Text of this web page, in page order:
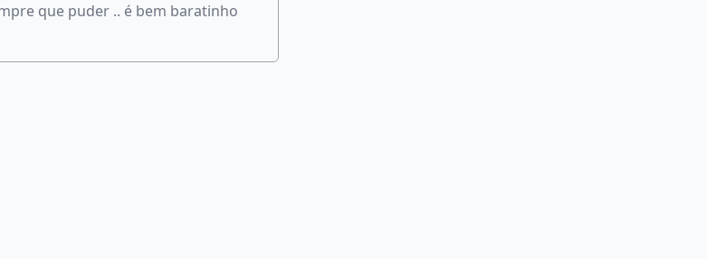
que puder .. é bem baratinho